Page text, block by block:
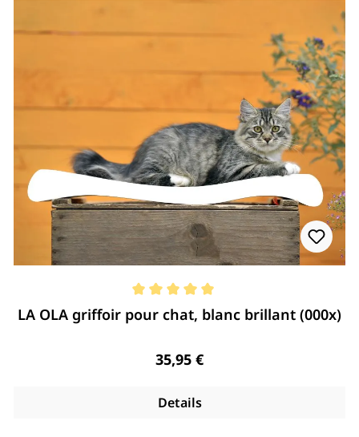
Note moyenne de 5 de 5 étoiles
LA OLA griffoir pour chat, blanc brillant (000x)
Regulärer Preis:
35,95 €
Details